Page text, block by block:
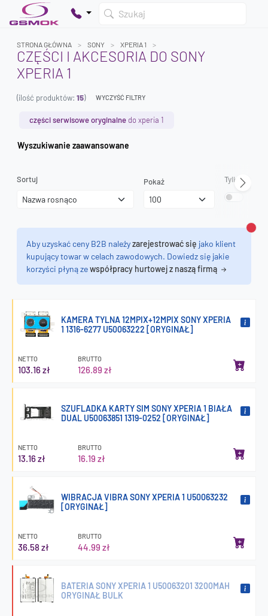
Szukaj
Dodaj produkty, aby kontynuować.
STRONA GŁÓWNA SONY XPERIA 1
CZĘŚCI I AKCESORIA DO SONY
XPERIA 1
(ilość produktów: 15) WYCZYŚĆ FILTRY
części serwisowe oryginalne do xperia 1
Wyszukiwanie zaawansowane
Sortuj Pokaż Tylko
Aby uzyskać ceny B2B należyzarejestrować się jako klient
kupujący towar w celach zawodowych. Dowiedz się jakie
korzyści płyną zewspółpracy hurtowej z naszą firmą
KAMERA TYLNA 12MPIX+12MPIX SONY XPERIA
1 1316-6277 U50063222 [ORYGINAŁ]
NETTO
103.16 zł
BRUTTO
126.89 zł
SZUFLADKA KARTY SIM SONY XPERIA 1 BIAŁA
DUAL U50063851 1319-0252 [ORYGINAŁ]
NETTO
13.16 zł
BRUTTO
16.19 zł
WIBRACJA VIBRA SONY XPERIA 1 U50063232
[ORYGINAŁ]
NETTO
36.58 zł
BRUTTO
44.99 zł
BATERIA SONY XPERIA 1 U50063201 3200MAH
ORYGINAŁ BULK